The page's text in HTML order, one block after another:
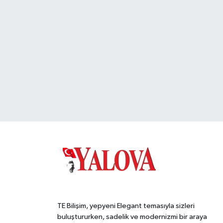
TE Bilişim, yepyeni Elegant temasıyla sizleri
buluştururken, sadelik ve modernizmi bir araya